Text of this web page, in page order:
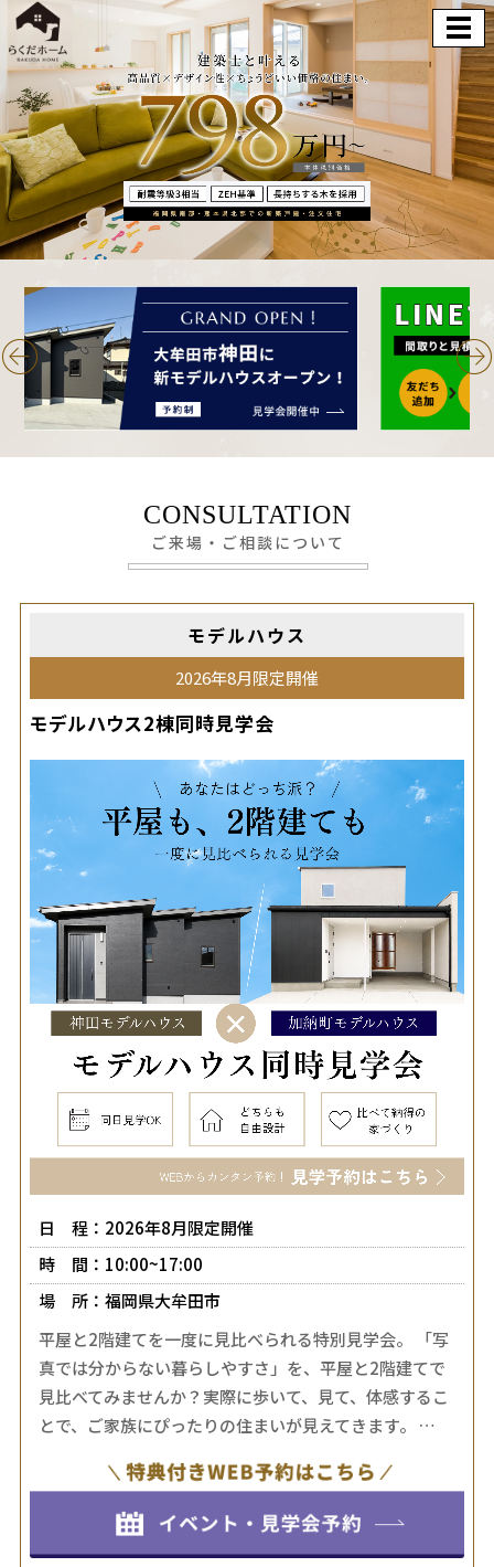
CONSULTATION
ご来場・ご相談について
モデルハウス
2026年8月限定開催
モデルハウス2棟同時見学会
日 程：2026年8月限定開催
時 間：10:00~17:00
場 所：福岡県大牟田市
平屋と2階建てを一度に見比べられる特別見学会。 「写
真では分からない暮らしやすさ」を、平屋と2階建てで
見比べてみませんか？実際に歩いて、見て、体感するこ
とで、ご家族にぴったりの住まいが見えてきます。 …